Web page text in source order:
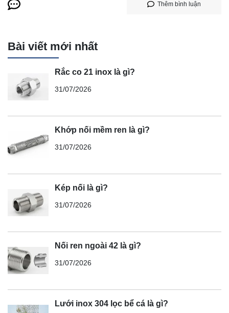
Thêm bình luận
Bài viết mới nhất
Rắc co 21 inox là gì?
31/07/2026
Khớp nối mềm ren là gì?
31/07/2026
Kép nối là gì?
31/07/2026
Nối ren ngoài 42 là gì?
31/07/2026
Lưới inox 304 lọc bể cá là gì?